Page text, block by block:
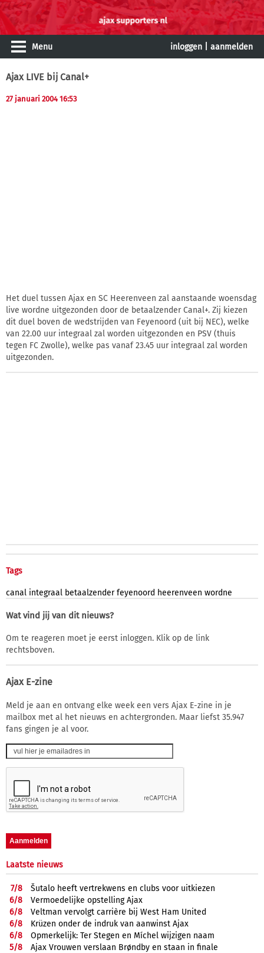
Menu inloggen aanmelden
Ajax LIVE bij Canal+
27 januari 2004 16:53
Het duel tussen Ajax en SC Heerenveen zal aanstaande woensdag
live wordne uitgezonden door de betaalzender Canal+. Zij kiezen
dit duel boven de wedstrijden van Feyenoord (uit bij NEC), welke
van 22.00 uur integraal zal worden uitgezonden en PSV (thuis
tegen FC Zwolle), welke pas vanaf 23.45 uur integraal zal worden
uitgezonden.
Tags
canal integraal betaalzender feyenoord heerenveen wordne
Wat vind jij van dit nieuws?
Om te reageren moet je eerst inloggen. Klik op de link
rechtsboven.
Ajax E-zine
Meld je aan en ontvang elke week een vers Ajax E-zine in je
mailbox met al het nieuws en achtergronden. Maar liefst 35.947
fans gingen je al voor.
Laatste nieuws
7/8
Šutalo heeft vertrekwens en clubs voor uitkiezen
6/8
Vermoedelijke opstelling Ajax
6/8
Veltman vervolgt carrière bij West Ham United
6/8
Krüzen onder de indruk van aanwinst Ajax
6/8
Opmerkelijk: Ter Stegen en Míchel wijzigen naam
5/8
Ajax Vrouwen verslaan Brøndby en staan in finale